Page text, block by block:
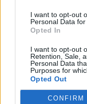
I want to opt-out
Personal Data for
Opted In
I want to opt-out
Retention, Sale,
Personal Data
Purposes for
Opted Out
CONFIRM
10 Ιανουαρίου
επηρεάζει
ζωής
Τι έδειξε η η
για την φυσική